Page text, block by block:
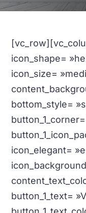
icon_shape=
icon_size=
bottom_style=
button_1_corner=
icon_elegant=
button_1_text=